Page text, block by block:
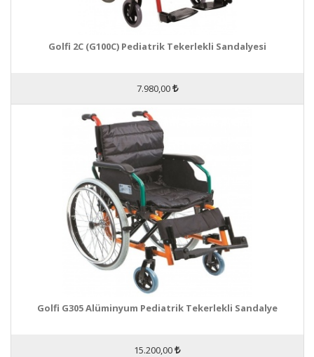
Golfi 2C (G100C) Pediatrik Tekerlekli Sandalyesi
7.980,00
Golfi G305 Alüminyum Pediatrik Tekerlekli Sandalye
15.200,00